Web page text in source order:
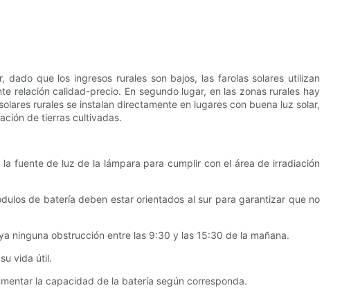
que los ingresos rurales son bajos, las farolas solares utilizan
relación calidad-precio. En segundo lugar, en las zonas rurales hay
rurales se instalan directamente en lugares con buena luz solar,
de tierras cultivadas.
fuente de luz de la lámpara para cumplir con el área de irradiación
de batería deben estar orientados al sur para garantizar que no
ninguna obstrucción entre las 9:30 y las 15:30 de la mañana.
vida útil.
la capacidad de la batería según corresponda.